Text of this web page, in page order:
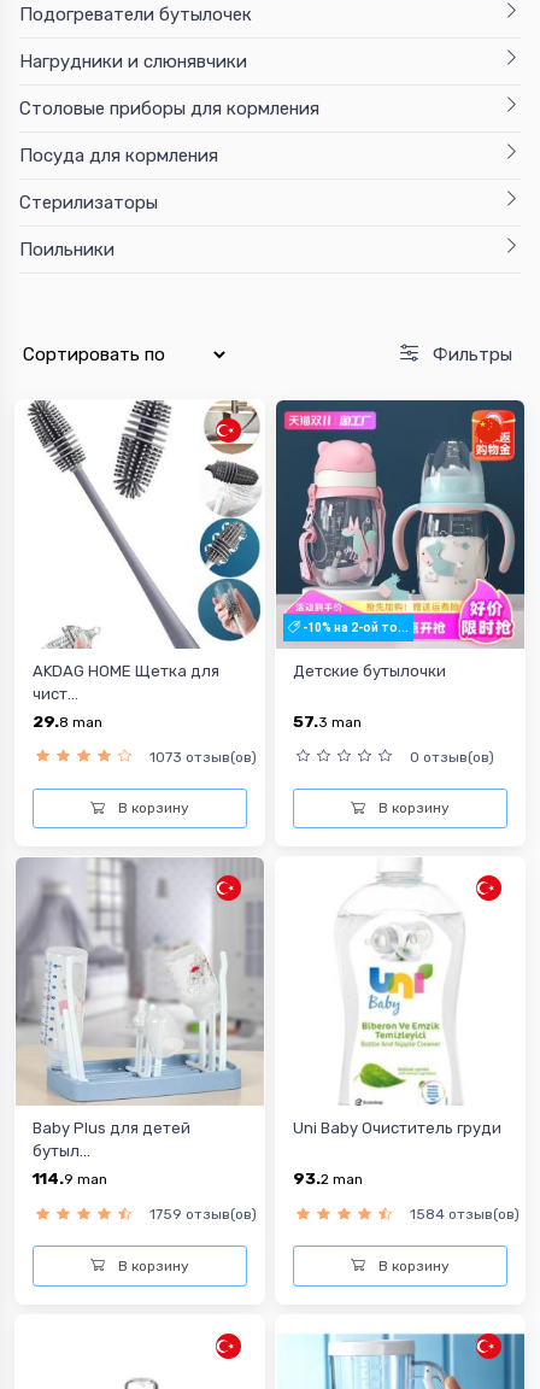
Подогреватели бутылочек
Нагрудники и слюнявчики
Столовые приборы для кормления
Посуда для кормления
Стерилизаторы
Поильники
Фильтры
AKDAG HOME Щетка для
чист...
29.8 man
1073 отзыв(ов)
В корзину
-10% на 2-ой то...
Детские бутылочки
57.3 man
0 отзыв(ов)
В корзину
Baby Plus для детей
бутыл...
114.9 man
1759 отзыв(ов)
В корзину
Uni Baby Очиститель груди
93.2 man
1584 отзыв(ов)
В корзину